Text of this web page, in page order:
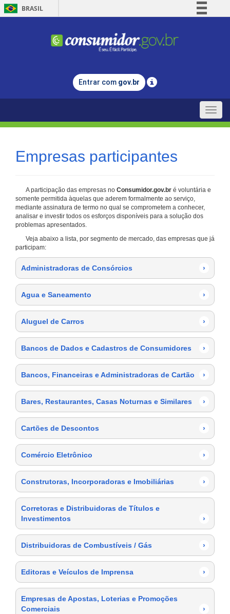
BRASIL
Comunica BR
Legislação
Entrar com gov.br
Toggle
Empresas participantes
A participação das empresas no Consumidor.gov.br é voluntária e
somente permitida àquelas que aderem formalmente ao serviço,
mediante assinatura de termo no qual se comprometem a conhecer,
analisar e investir todos os esforços disponíveis para a solução dos
problemas apresentados.
Veja abaixo a lista, por segmento de mercado, das empresas que já
participam:
Administradoras de Consórcios ›
Agua e Saneamento ›
Aluguel de Carros ›
Bancos de Dados e Cadastros de Consumidores ›
Bancos, Financeiras e Administradoras de Cartão ›
Bares, Restaurantes, Casas Noturnas e Similares ›
Cartões de Descontos ›
Comércio Eletrônico ›
Construtoras, Incorporadoras e Imobiliárias ›
Corretoras e Distribuidoras de Títulos e
Investimentos
›
Distribuidoras de Combustíveis / Gás ›
Editoras e Veículos de Imprensa ›
Empresas de Apostas, Loterias e Promoções
Comerciais
›